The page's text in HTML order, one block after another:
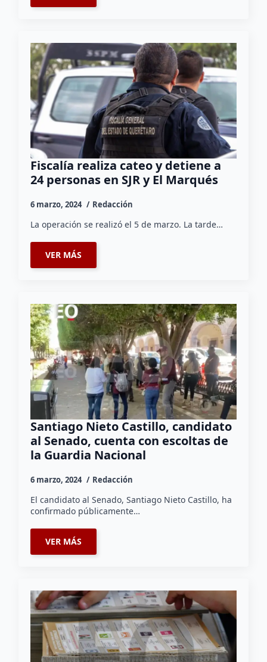
Fiscalía realiza cateo y detiene a
24 personas en SJR y El Marqués
6 marzo, 2024 Redacción
La operación se realizó el 5 de marzo. La tarde…
VER MÁS
Santiago Nieto Castillo, candidato
al Senado, cuenta con escoltas de
la Guardia Nacional
6 marzo, 2024 Redacción
El candidato al Senado, Santiago Nieto Castillo, ha
confirmado públicamente…
VER MÁS